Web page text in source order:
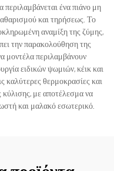
ένα πιάνο μη
και τηρήσεως. Το
αναμίξη της ζύμης,
την παρακολούθηση της
μοντέλα περιλαμβάνουν
ειδικών ψωμιών, κέικ και
καλύτερες θερμοκρασίες και
κύλισης, με αποτέλεσμα να
και μαλακό εσωτερικό.